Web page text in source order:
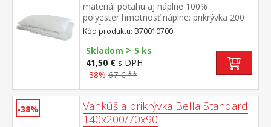
materiál poťahu aj náplne 100%
polyester hmotnosť náplne: prikrývka 200
g/m², vankúš: cca 850 g rozmery: prikrývka
140 × 200 cm, vankúš 70 × 90
cm termoregulačné, antibakteriálne,
vhodné pre alergikov prikrývka je elegantne
prešitá prateľné do 60 °C
Kód produktu: B70010700
Skladom > 5 ks
41,50 € s DPH
-38% 67 € **
-38%
Vankúš a prikrývka Bella Standard
140x200/70x90